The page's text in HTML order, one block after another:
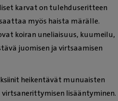
karvat on tulehduseritteen
myös haista märälle.
koiran uneliaisuus, kuumeilu,
juomisen ja virtsaamisen
heikentävät munuaisten
lisääntyminen.